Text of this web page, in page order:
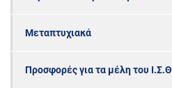
Μεταπτυχιακά
Προσφορές για τα μέλη του Ι.Σ.Θ